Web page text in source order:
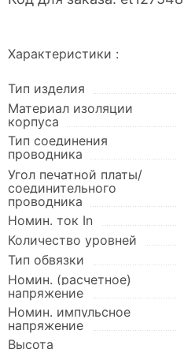
Характеристики :
Тип изделия
Материал изоляции
корпуса
Тип соединения
проводника
Угол печатной платы/
соединительного
проводника
Номин. ток In
Количество уровней
Тип обвязки
Номин. (расчетное)
напряжение
Номин. импульсное
напряжение
Высота